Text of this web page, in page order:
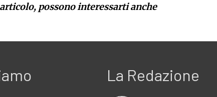
possono interessarti anche
La Redazione